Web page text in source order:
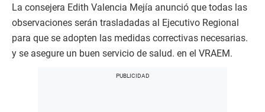
La consejera Edith Valencia Mejía anunció que todas las
observaciones serán trasladadas al Ejecutivo Regional
para que se adopten las medidas correctivas necesarias.
y se asegure un buen servicio de salud. en el VRAEM.